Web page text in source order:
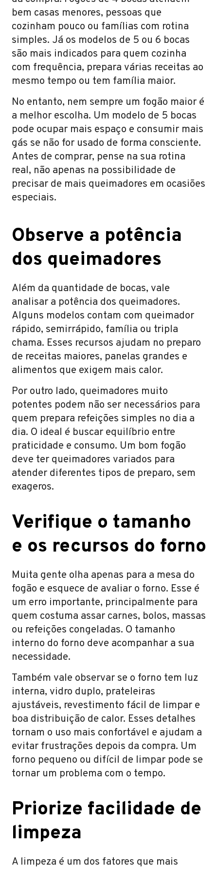
bem casas menores, pessoas que
cozinham pouco ou famílias com rotina
simples. Já os modelos de 5 ou 6 bocas
são mais indicados para quem cozinha
com frequência, prepara várias receitas ao
mesmo tempo ou tem família maior.
No entanto, nem sempre um fogão maior é
a melhor escolha. Um modelo de 5 bocas
pode ocupar mais espaço e consumir mais
gás se não for usado de forma consciente.
Antes de comprar, pense na sua rotina
real, não apenas na possibilidade de
precisar de mais queimadores em ocasiões
especiais.
Observe a potência
dos queimadores
Além da quantidade de bocas, vale
analisar a potência dos queimadores.
Alguns modelos contam com queimador
rápido, semirrápido, família ou tripla
chama. Esses recursos ajudam no preparo
de receitas maiores, panelas grandes e
alimentos que exigem mais calor.
Por outro lado, queimadores muito
potentes podem não ser necessários para
quem prepara refeições simples no dia a
dia. O ideal é buscar equilíbrio entre
praticidade e consumo. Um bom fogão
deve ter queimadores variados para
atender diferentes tipos de preparo, sem
exageros.
Verifique o tamanho
e os recursos do forno
Muita gente olha apenas para a mesa do
fogão e esquece de avaliar o forno. Esse é
um erro importante, principalmente para
quem costuma assar carnes, bolos, massas
ou refeições congeladas. O tamanho
interno do forno deve acompanhar a sua
necessidade.
Também vale observar se o forno tem luz
interna, vidro duplo, prateleiras
ajustáveis, revestimento fácil de limpar e
boa distribuição de calor. Esses detalhes
tornam o uso mais confortável e ajudam a
evitar frustrações depois da compra. Um
forno pequeno ou difícil de limpar pode se
tornar um problema com o tempo.
Priorize facilidade de
limpeza
A limpeza é um dos fatores que mais